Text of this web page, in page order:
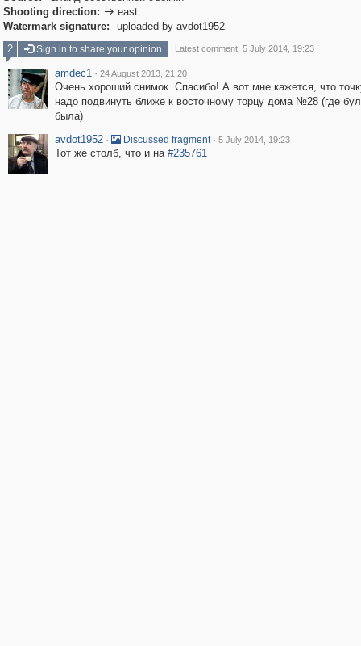
Shooting direction:  east
Watermark signature:
uploaded by avdot1952
2
Sign in to share your opinion Latest comment: 5 July 2014, 19:23
amdec1 · 24 August 2013, 21:20
Очень хороший снимок. Спасибо! А вот мне кажется, что
надо подвинуть ближе к восточному торцу дома №28 (где
была)
avdot1952 · Discussed fragment · 5 July 2014, 19:23
Тот же столб, что и на #235761